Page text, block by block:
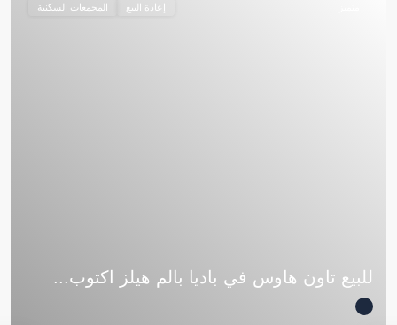
إعادة البيع المجمعات السكنية
للبيع تاون هاوس في باديا بالم هيلز اكتوب...